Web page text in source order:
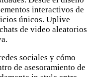
interactivos de
únicos. Uplive
de video aleatorios
sociales y cómo
de asesoramiento de